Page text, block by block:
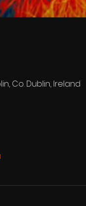
Co. Dublin, Ireland